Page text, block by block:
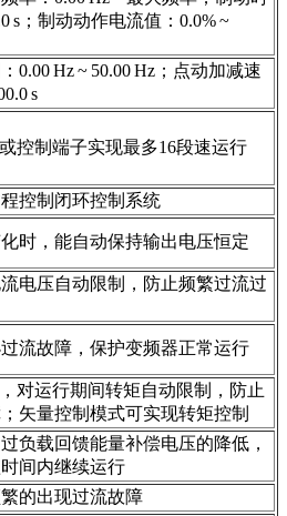
s；制动动作电流值：0.0% ~
0.00 Hz ~ 50.00 Hz；点动加减速
s
控制端子实现最多16段速运行
控制闭环控制系统
时，能自动保持输出电压恒定
电压自动限制，防止频繁过流过
流故障，保护变频器正常运行
对运行期间转矩自动限制，防止
矢量控制模式可实现转矩控制
负载回馈能量补偿电压的降低，
间内继续运行
的出现过流故障